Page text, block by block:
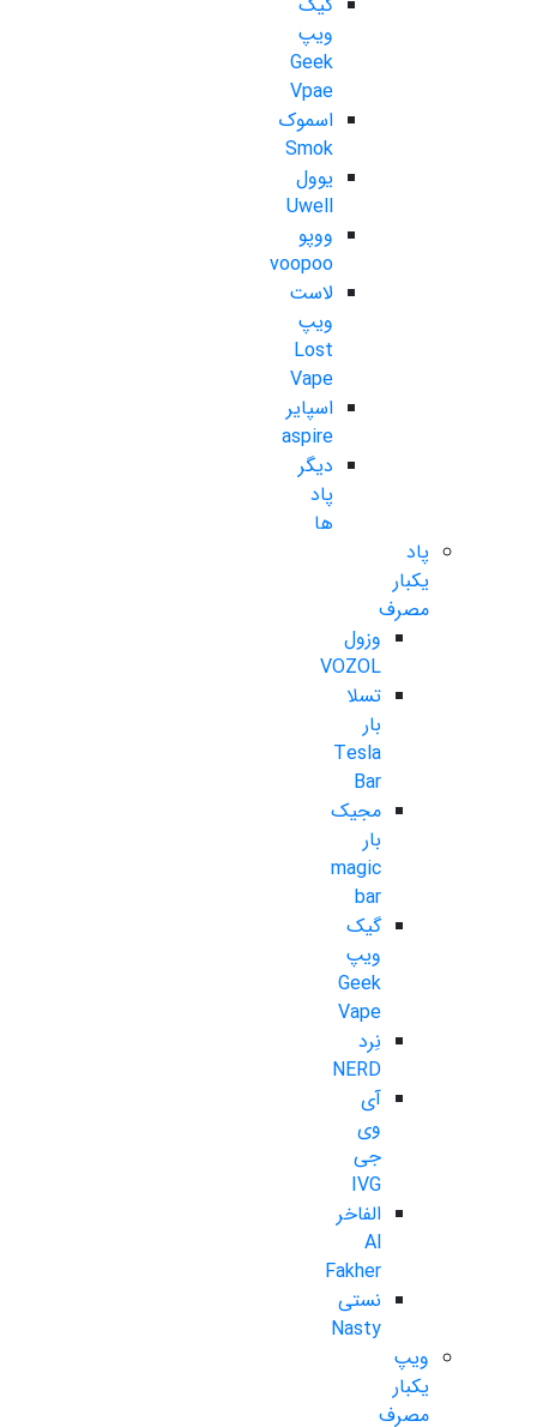
ویپ
Geek
Vpae
اسموک
Smok
یوول
Uwell
ووپو
voopoo
لاست
ویپ
Lost
Vape
اسپایر
aspire
دیگر
پاد
ها
پاد
یکبار
مصرف
وزول
VOZOL
تسلا
بار
Tesla
Bar
مجیک
بار
magic
bar
گیک
ویپ
Geek
Vape
نِرد
NERD
آی
وی
جی
IVG
الفاخر
Al
Fakher
نستی
Nasty
ویپ
یکبار
مصرف